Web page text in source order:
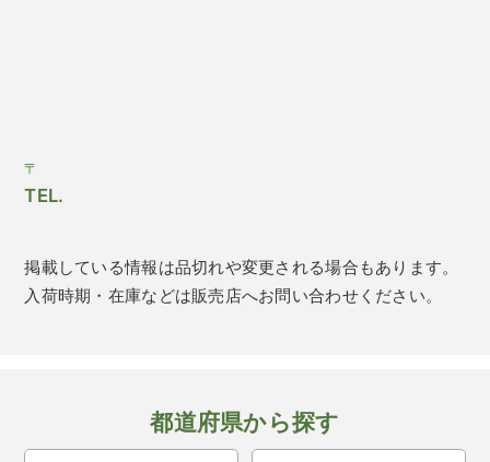
〒
TEL.
掲載している情報は品切れや変更される場合もあります。
入荷時期・在庫などは販売店へお問い合わせください。
都道府県から探す